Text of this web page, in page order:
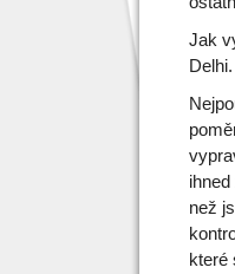
Jak
Delhi.
než
které